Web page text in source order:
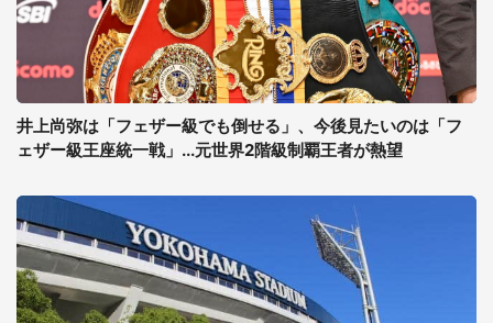
井上尚弥は「フェザー級でも倒せる」、今後見たいのは「フ
ェザー級王座統一戦」...元世界2階級制覇王者が熱望